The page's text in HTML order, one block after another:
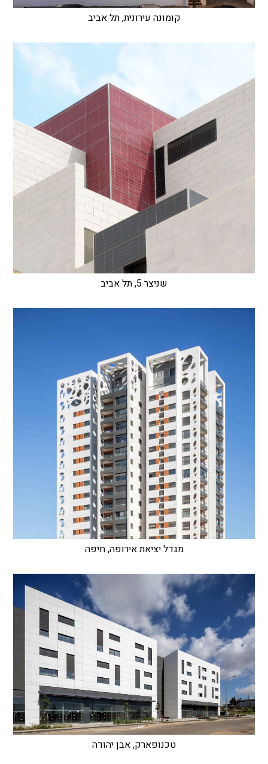
קומונה עירונית, תל אביב
שניצר 5, תל אביב
מגדל יציאת אירופה, חיפה
טכנופארק, אבן יהודה